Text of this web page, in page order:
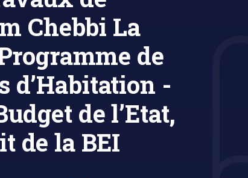
Chebbi La
de
d’Habitation -
de l’Etat,
de la BEI